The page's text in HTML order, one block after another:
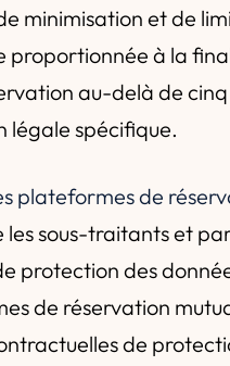
minimisation et de
proportionnée à la
au-delà de
légale spécifique.
plateformes de
les sous-traitants et
protection des
de réservation
de